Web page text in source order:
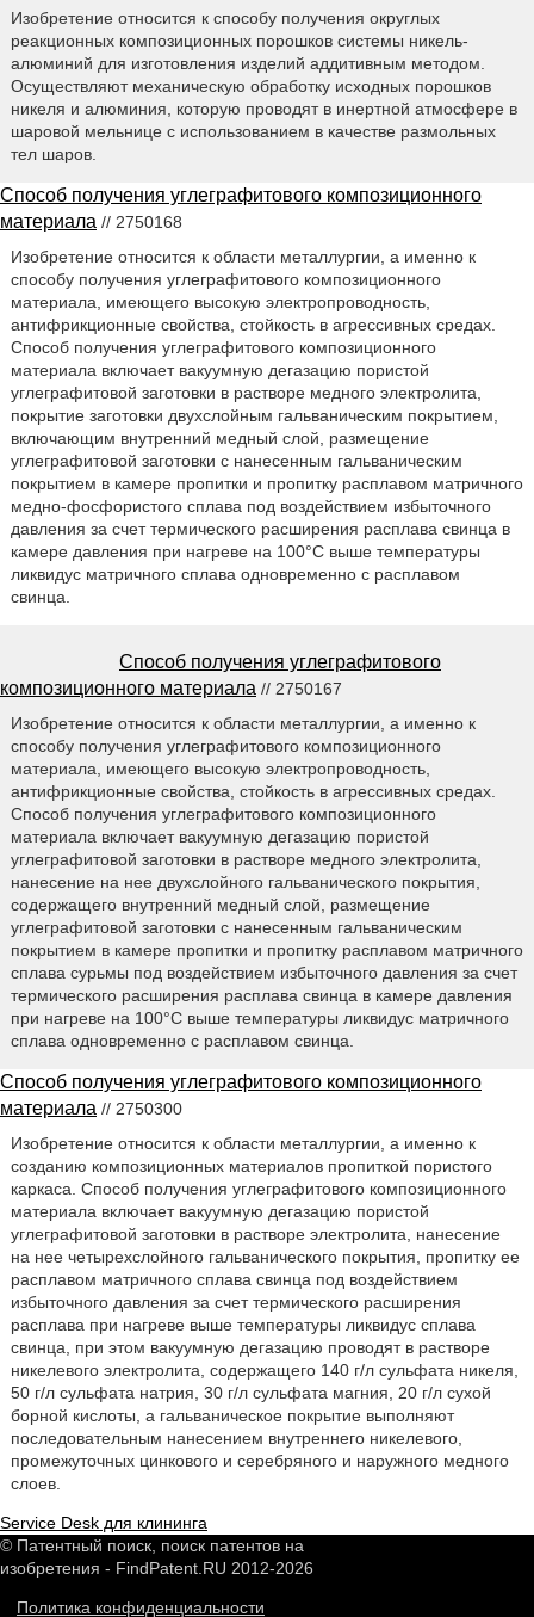
Изобретение относится к способу получения округлых
реакционных композиционных порошков системы никель-
алюминий для изготовления изделий аддитивным методом.
Осуществляют механическую обработку исходных порошков
никеля и алюминия, которую проводят в инертной атмосфере в
шаровой мельнице с использованием в качестве размольных
тел шаров.
Способ получения углеграфитового композиционного
материала // 2750168
Изобретение относится к области металлургии, а именно к
способу получения углеграфитового композиционного
материала, имеющего высокую электропроводность,
антифрикционные свойства, стойкость в агрессивных средах.
Способ получения углеграфитового композиционного
материала включает вакуумную дегазацию пористой
углеграфитовой заготовки в растворе медного электролита,
покрытие заготовки двухслойным гальваническим покрытием,
включающим внутренний медный слой, размещение
углеграфитовой заготовки с нанесенным гальваническим
покрытием в камере пропитки и пропитку расплавом матричного
медно-фосфористого сплава под воздействием избыточного
давления за счет термического расширения расплава свинца в
камере давления при нагреве на 100°С выше температуры
ликвидус матричного сплава одновременно с расплавом
свинца.
Способ получения углеграфитового
композиционного материала // 2750167
Изобретение относится к области металлургии, а именно к
способу получения углеграфитового композиционного
материала, имеющего высокую электропроводность,
антифрикционные свойства, стойкость в агрессивных средах.
Способ получения углеграфитового композиционного
материала включает вакуумную дегазацию пористой
углеграфитовой заготовки в растворе медного электролита,
нанесение на нее двухслойного гальванического покрытия,
содержащего внутренний медный слой, размещение
углеграфитовой заготовки с нанесенным гальваническим
покрытием в камере пропитки и пропитку расплавом матричного
сплава сурьмы под воздействием избыточного давления за счет
термического расширения расплава свинца в камере давления
при нагреве на 100°С выше температуры ликвидус матричного
сплава одновременно с расплавом свинца.
Способ получения углеграфитового композиционного
материала // 2750300
Изобретение относится к области металлургии, а именно к
созданию композиционных материалов пропиткой пористого
каркаса. Способ получения углеграфитового композиционного
материала включает вакуумную дегазацию пористой
углеграфитовой заготовки в растворе электролита, нанесение
на нее четырехслойного гальванического покрытия, пропитку ее
расплавом матричного сплава свинца под воздействием
избыточного давления за счет термического расширения
расплава при нагреве выше температуры ликвидус сплава
свинца, при этом вакуумную дегазацию проводят в растворе
никелевого электролита, содержащего 140 г/л сульфата никеля,
50 г/л сульфата натрия, 30 г/л сульфата магния, 20 г/л сухой
борной кислоты, а гальваническое покрытие выполняют
последовательным нанесением внутреннего никелевого,
промежуточных цинкового и серебряного и наружного медного
слоев.
Service Desk для клининга
© Патентный поиск, поиск патентов на
изобретения - FindPatent.RU 2012-2026
Политика конфиденциальности